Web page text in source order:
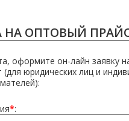
НА ОПТОВЫЙ
оформите он-лайн заявку
(для юридических лиц и
*: